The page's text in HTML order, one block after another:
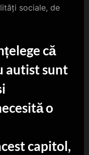
sociale, de
că
autist sunt
o
capitol,